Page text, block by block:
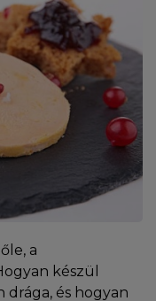
a
készül
drága, és hogyan